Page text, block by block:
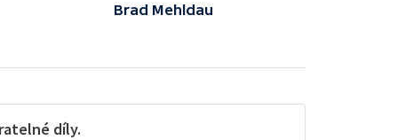
Brad Mehldau
díly.